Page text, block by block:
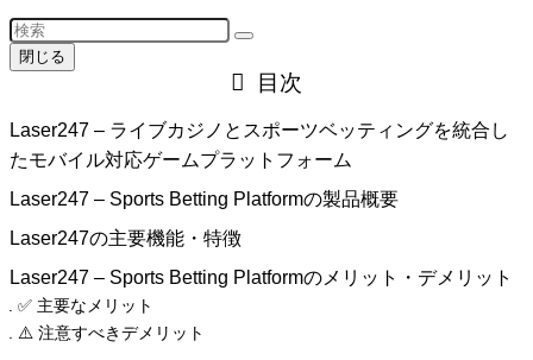
閉じる
目次
Laser247 – ライブカジノとスポーツベッティングを統合し
たモバイル対応ゲームプラットフォーム
Laser247 – Sports Betting Platformの製品概要
Laser247の主要機能・特徴
Laser247 – Sports Betting Platformのメリット・デメリット
✅ 主要なメリット
⚠️ 注意すべきデメリット